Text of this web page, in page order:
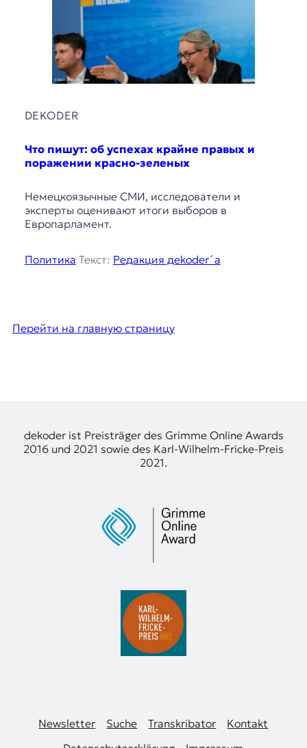
DEKODER
Что пишут: об успехах крайне правых и
поражении красно-зеленых
Немецкоязычные СМИ, исследователи и
эксперты оценивают итоги выборов в
Европарламент.
Политика Текст: Редакция дekoder´а
Перейти на главную страницу
dekoder ist Preisträger des Grimme Online Awards
2016 und 2021 sowie des Karl-Wilhelm-Fricke-Preis
2021.
Newsletter Suche Transkribator
Kontakt